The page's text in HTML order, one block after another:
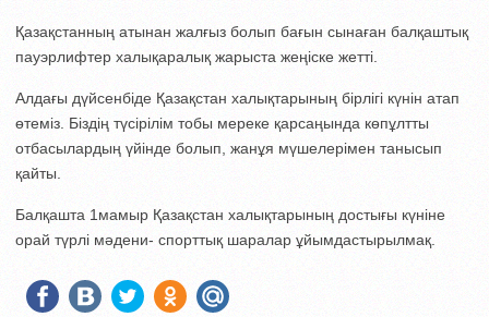
Қазақстанның атынан жалғыз болып бағын сынаған балқаштық
пауэрлифтер халықаралық жарыста жеңіске жетті.
Алдағы дүйсенбіде Қазақстан халықтарының бірлігі күнін атап
өтеміз. Біздің түсірілім тобы мереке қарсаңында көпұлтты
отбасылардың үйінде болып, жанұя мүшелерімен танысып
қайты.
Балқашта 1мамыр Қазақстан халықтарының достығы күніне
орай түрлі мәдени- спорттық шаралар ұйымдастырылмақ.